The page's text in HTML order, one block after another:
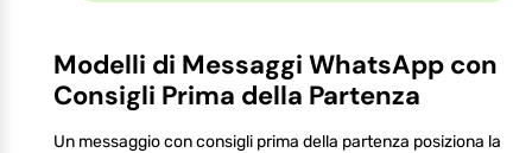
Modelli di Messaggi WhatsApp con
Consigli Prima della Partenza
Un messaggio con consigli prima della partenza posiziona la